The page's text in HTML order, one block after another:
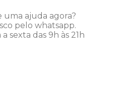
uma ajuda agora?
pelo whatsapp.
sexta das 9h às 21h